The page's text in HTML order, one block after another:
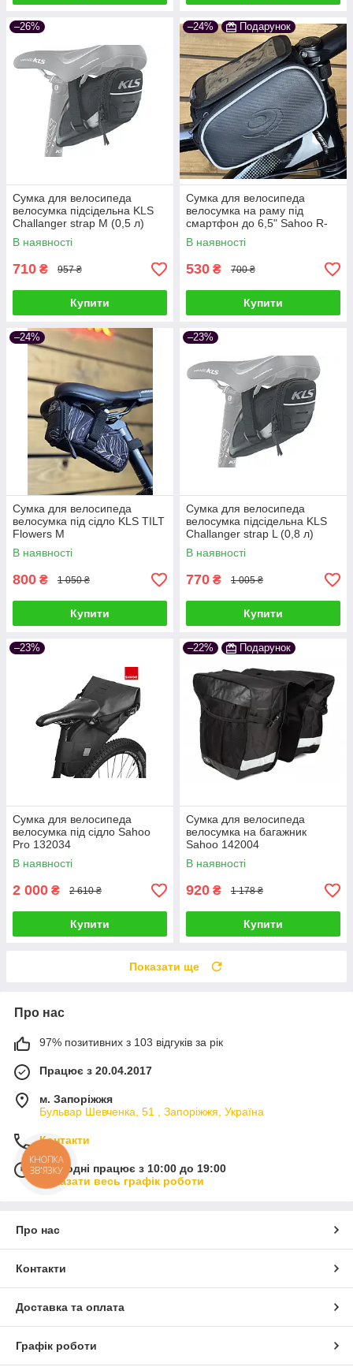
–26%
Cумка для велосипеда
велосумка підсідельна KLS
Challanger strap М (0,5 л)
чорний
В наявності
710 ₴ 957 ₴
Купити
–24% Подарунок
Cумка для велосипеда
велосумка на раму під
смартфон до 6,5" Sahoo R-
Tex 12813-A чорний
В наявності
530 ₴ 700 ₴
Купити
–24%
Cумка для велосипеда
велосумка під сідло KLS TILT
Flowers M
В наявності
800 ₴ 1 050 ₴
Купити
–23%
Cумка для велосипеда
велосумка підсідельна KLS
Challanger strap L (0,8 л)
чорний
В наявності
770 ₴ 1 005 ₴
Купити
–23%
Cумка для велосипеда
велосумка під сідло Sahoo
Pro 132034
В наявності
2 000 ₴ 2 610 ₴
Купити
–22% Подарунок
Cумка для велосипеда
велосумка на багажник
Sahoo 142004
В наявності
920 ₴ 1 178 ₴
Купити
Показати ще
Про нас
97% позитивних з 103 відгуків за рік
Працює з 20.04.2017
м. Запоріжжя
Бульвар Шевченка, 51 , Запоріжжя, Україна
Контакти
Сьогодні працює з 10:00 до 19:00
Показати весь графік роботи
Про нас
Контакти
Доставка та оплата
Графік роботи
КНОПКА
ЗВ'ЯЗКУ